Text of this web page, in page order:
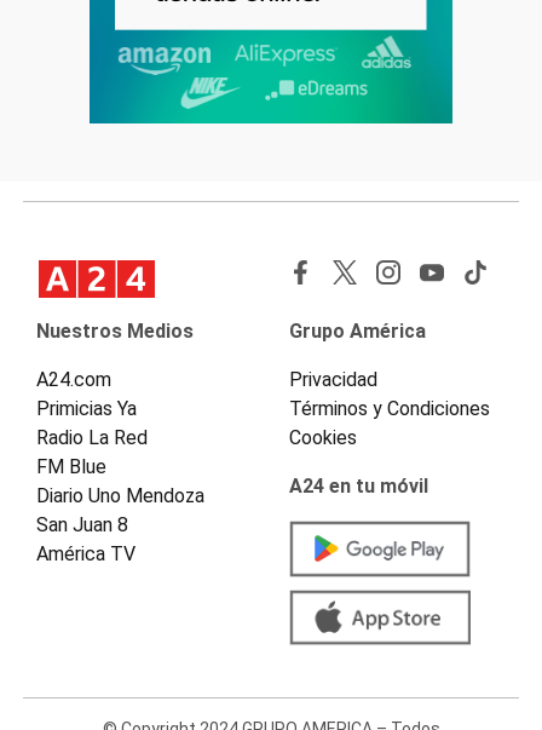
Nuestros Medios
A24.com
Primicias Ya
Radio La Red
FM Blue
Diario Uno Mendoza
San Juan 8
América TV
Grupo América
Privacidad
Términos y Condiciones
Cookies
A24 en tu móvil